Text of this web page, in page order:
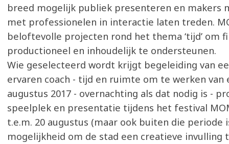
breed mogelijk publiek presenteren en makers
met professionelen in interactie laten treden.
beloftevolle projecten rond het thema ‘tijd’ om
productioneel en inhoudelijk te ondersteunen.
Wie geselecteerd wordt krijgt begeleiding van
ervaren coach - tijd en ruimte om te werken van
augustus 2017 - overnachting als dat nodig is -
speelplek en presentatie tijdens het festival
t.e.m. 20 augustus (maar ook buiten die periode
mogelijkheid om de stad een creatieve invulling